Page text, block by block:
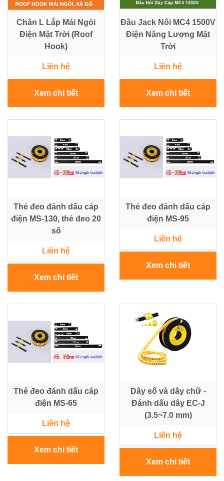
Điện
Ắc
Sạc
Bơm
&
Trời
Chân L Lắp Mái Ngói
Điện Mặt Trời (Roof
Hook)
Liên hệ
Xem chi tiết
Đầu Jack Nối MC4 1500V
Điện Năng Lượng Mặt
Trời
Liên hệ
Xem chi tiết
Thẻ đeo đánh dấu cáp
điện MS-130, thẻ đeo 20
số
Liên hệ
Xem chi tiết
Thẻ đeo đánh dấu cáp
điện MS-95
Liên hệ
Xem chi tiết
Thẻ đeo đánh dấu cáp
điện MS-65
Liên hệ
Xem chi tiết
Dây số và dây chữ -
Đánh dấu dây EC-J
(3.5~7.0 mm)
Liên hệ
Xem chi tiết